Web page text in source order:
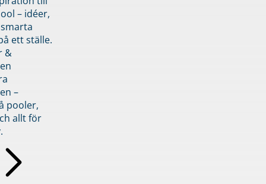
– idéer,
ett ställe.
&
–
pooler,
allt för